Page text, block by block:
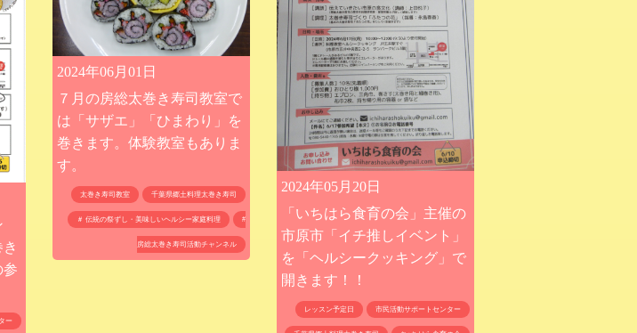
参
ー
2024年06月01日
７月の房総太巻き寿司教室で
は「サザエ」「ひまわり」を
巻きます。体験教室もありま
す。
太巻き寿司教室 千葉県郷土料理太巻き寿司
＃ 伝統の祭ずし・美味しいヘルシー家庭料理 #
房総太巻き寿司活動チャンネル
2024年05月20日
「いちはら食育の会」主催の
市原市「イチ推しイベント」
を「ヘルシークッキング」で
開きます！！
レッスン予定日 市民活動サポートセンター